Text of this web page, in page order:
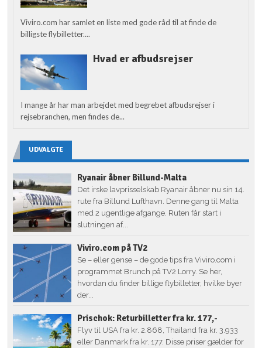
Viviro.com har samlet en liste med gode råd til at finde de
billigste flybilletter....
Hvad er afbudsrejser
I mange år har man arbejdet med begrebet afbudsrejser i
rejsebranchen, men findes de...
UDVALGTE
Ryanair åbner Billund-Malta
Det irske lavprisselskab Ryanair åbner nu sin 14.
rute fra Billund Lufthavn. Denne gang til Malta
med 2 ugentlige afgange. Ruten får start i
slutningen af...
Viviro.com på TV2
Se – eller gense – de gode tips fra Viviro.com i
programmet Brunch på TV2 Lorry. Se her,
hvordan du finder billige flybilletter, hvilke byer
der...
Prischok: Returbilletter fra kr. 177,-
Flyv til USA fra kr. 2.868, Thailand fra kr. 3.933
eller Danmark fra kr. 177. Disse priser gælder for